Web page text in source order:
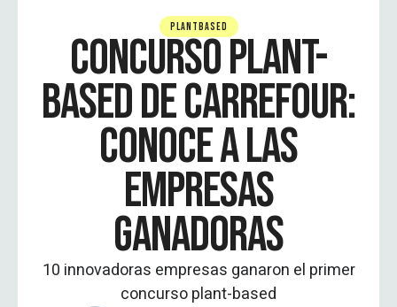
PLANTBASED
CONCURSO PLANT-
BASED DE CARREFOUR:
CONOCE A LAS
EMPRESAS
GANADORAS
10 innovadoras empresas ganaron el primer
concurso plant-based